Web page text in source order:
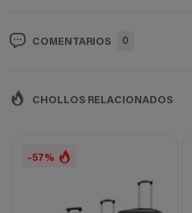
COMENTARIOS 0
CHOLLOS RELACIONADOS
-57%